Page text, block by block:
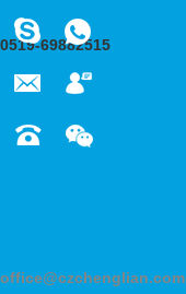
0519-69882515
office@czchenglian.com